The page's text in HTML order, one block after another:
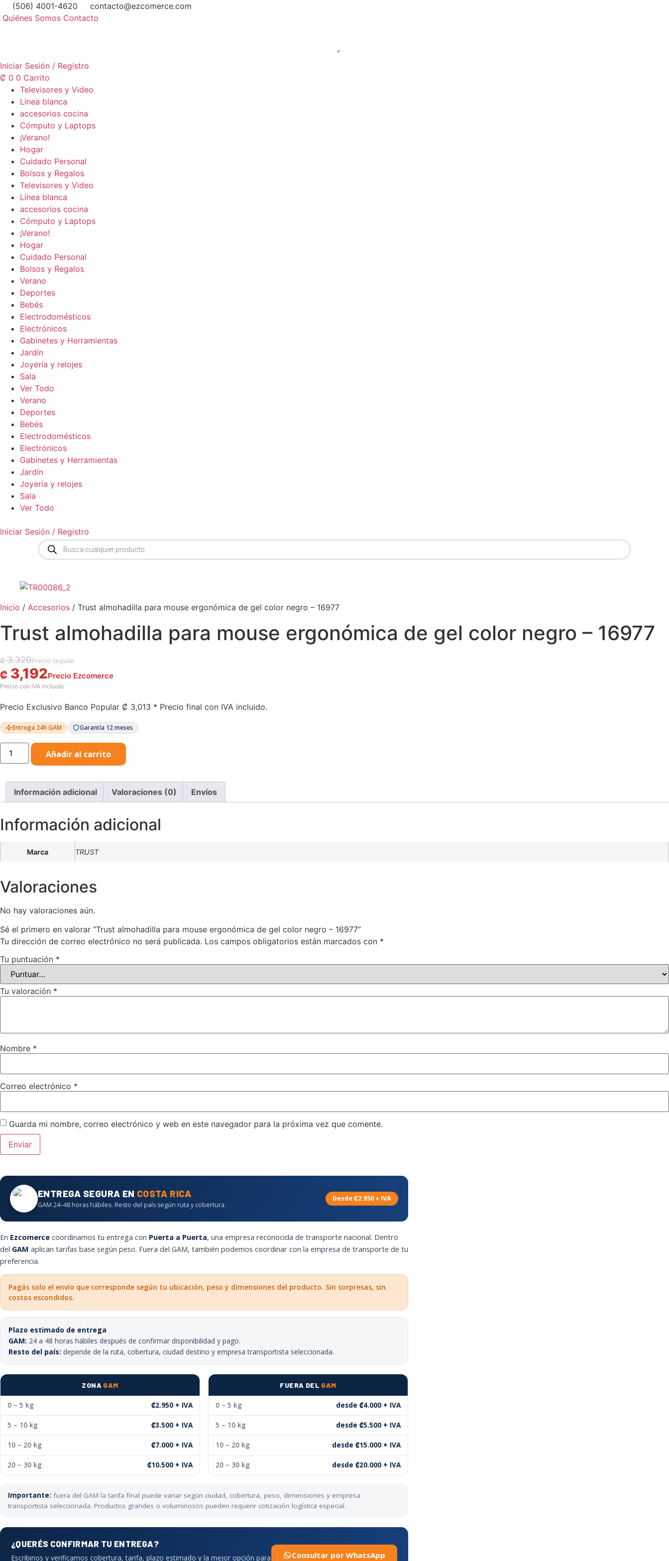
al
(506) 4001-4620
contacto@ezcomerce.com
Quiénes Somos Contacto
Iniciar Sesión / Registro
₡ 0 0 Carrito
Televisores y Video
Línea blanca
accesorios cocina
Cómputo y Laptops
¡Verano!
Hogar
Cuidado Personal
Bolsos y Regalos
Televisores y Video
Línea blanca
accesorios cocina
Cómputo y Laptops
¡Verano!
Hogar
Cuidado Personal
Bolsos y Regalos
Verano
Deportes
Bebés
Electrodomésticos
Electrónicos
Gabinetes y Herramientas
Jardín
Joyería y relojes
Sala
Ver Todo
Verano
Deportes
Bebés
Electrodomésticos
Electrónicos
Gabinetes y Herramientas
Jardín
Joyería y relojes
Sala
Ver Todo
Iniciar Sesión / Registro
Búsqueda
de
productos
Inicio / Accesorios / Trust almohadilla para mouse ergonómica de gel color negro – 16977
Trust almohadilla para mouse ergonómica de gel color negro – 16977
₡3,320
El precio original era: ₡ 3,320.
₡ 3,192
El precio actual es: ₡ 3,192.
Precio Exclusivo Banco Popular ₡ 3,013 * Precio final con IVA incluido.
Entrega 24h GAM Garantía 12 meses
Trust
almohadilla
para
de
color
-
16977
cantidad
Añadir al carrito
Información adicional Valoraciones (0) Envíos
Información adicional
Marca TRUST
Valoraciones
No hay valoraciones aún.
Sé el primero en valorar “Trust almohadilla para mouse ergonómica de gel color negro – 16977”
Tu dirección de correo electrónico no será publicada. Los campos obligatorios están marcados con *
Tu puntuación *
Tu valoración *
Nombre *
Correo electrónico *
Guarda mi nombre, correo electrónico y web en este navegador para la próxima vez que comente.
ENTREGA SEGURA EN COSTA RICA
GAM 24–48 horas hábiles. Resto del país según ruta y cobertura.
Desde ₡2.950 + IVA
En Ezcomerce coordinamos tu entrega con Puerta a Puerta, una empresa reconocida de transporte nacional. Dentro
del GAM aplican tarifas base según peso. Fuera del GAM, también podemos coordinar con la empresa de transporte de tu
preferencia.
Pagás solo el envío que corresponde según tu ubicación, peso y dimensiones del producto. Sin sorpresas, sin
costos escondidos.
Plazo estimado de entrega
GAM: 24 a 48 horas hábiles después de confirmar disponibilidad y pago.
Resto del país: depende de la ruta, cobertura, ciudad destino y empresa transportista seleccionada.
ZONA GAM
0 – 5 kg ₡2.950 + IVA
5 – 10 kg ₡3.500 + IVA
10 – 20 kg ₡7.000 + IVA
20 – 30 kg ₡10.500 + IVA
FUERA DEL GAM
0 – 5 kg desde ₡4.000 + IVA
5 – 10 kg desde ₡5.500 + IVA
10 – 20 kg desde ₡15.000 + IVA
20 – 30 kg desde ₡20.000 + IVA
Importante: fuera del GAM la tarifa final puede variar según ciudad, cobertura, peso, dimensiones y empresa
transportista seleccionada. Productos grandes o voluminosos pueden requerir cotización logística especial.
¿QUERÉS CONFIRMAR TU ENTREGA?
Escribinos y verificamos cobertura, tarifa, plazo estimado y la mejor opción para
Consultar por WhatsApp